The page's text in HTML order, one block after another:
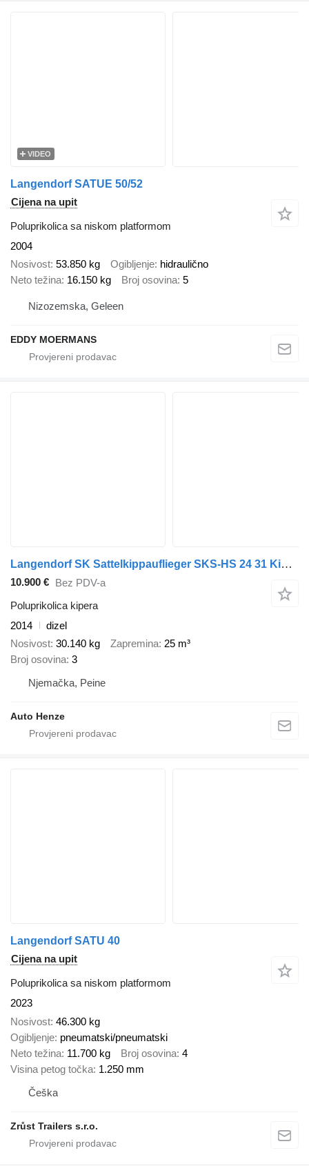
VIDEO
Langendorf SATUE 50/52
Cijena na upit
Poluprikolica sa niskom platformom
2004
Nosivost 53.850 kg Ogibljenje hidraulično
Neto težina 16.150 kg Broj osovina 5
Nizozemska, Geleen
EDDY MOERMANS
Langendorf SK Sattelkippauflieger SKS-HS 24 31 Kippauflieger
10.900 € Bez PDV-a
Poluprikolica kipera
2014
dizel
Nosivost 30.140 kg Zapremina 25 m³
Broj osovina 3
Njemačka, Peine
Auto Henze
Langendorf SATU 40
Cijena na upit
Poluprikolica sa niskom platformom
2023
Nosivost 46.300 kg
Ogibljenje pneumatski/pneumatski
Neto težina 11.700 kg Broj osovina 4
Visina petog točka 1.250 mm
Češka
Zrůst Trailers s.r.o.